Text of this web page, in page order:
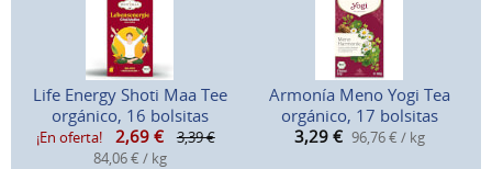
Life Energy Shoti Maa Tee
orgánico, 16 bolsitas
¡En oferta! 2,69 €
3,39 €
84,06 € / kg
Armonía Meno Yogi Tea
orgánico, 17 bolsitas
3,29 € 96,76 € / kg